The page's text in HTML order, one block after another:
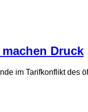
Druck
im Tarifkonflikt des